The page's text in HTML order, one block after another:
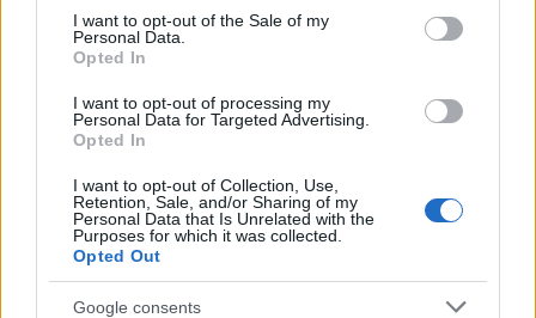
consent section.
I want to opt-out of the Sale of my
Personal Data.
Opted In
I want to opt-out of processing my
Personal Data for Targeted Advertising.
Opted In
I want to opt-out of Collection, Use,
Retention, Sale, and/or Sharing of my
Personal Data that Is Unrelated with the
Purposes for which it was collected.
Opted Out
Google consents
Continua a leggere
CRIPTOVALUTE